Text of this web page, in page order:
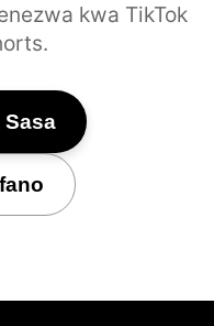
kwa TikTok
Sasa